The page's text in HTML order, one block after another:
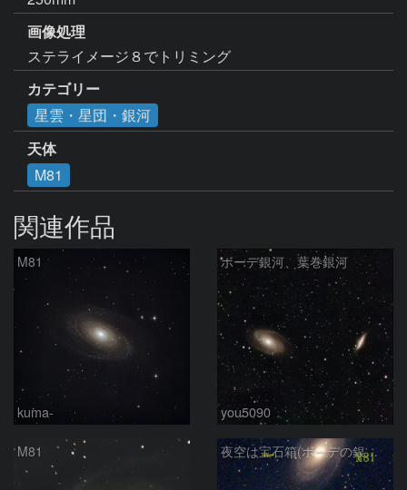
画像処理
ステライメージ８でトリミング
カテゴリー
星雲・星団・銀河
天体
M81
関連作品
M81
kuma-
ボーデ銀河、葉巻銀河
you5090
M81 夜空は宝石箱(ボーデの銀河 M81) Seestar50